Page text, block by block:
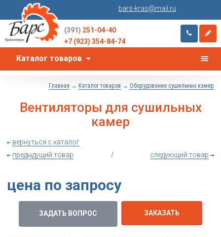
bars-kras@mail.ru
(391) 251-04-40
+7 (923) 354-84-74
Каталог товаров
Главная → Каталог товаров → Оборудование сушильных камер
Вентиляторы для сушильных
камер
вернуться с каталог
предыдущий товар
/ следующий товар
цена по запросу
ЗАДАТЬ ВОПРОС ЗАКАЗАТЬ